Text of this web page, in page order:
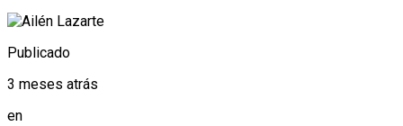
Publicado
3 meses atrás
en